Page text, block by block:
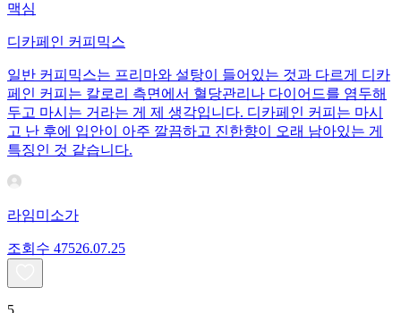
맥심
디카페인 커피믹스
일반 커피믹스는 프리마와 설탕이 들어있는 것과 다르게 디카
페인 커피는 칼로리 측면에서 혈당관리나 다이어드를 염두해
두고 마시는 거라는 게 제 생각입니다. 디카페인 커피는 마시
고 난 후에 입안이 아주 깔끔하고 진한향이 오래 남아있는 게
특징인 것 같습니다.
라임미소가
조회수 47526.07.25